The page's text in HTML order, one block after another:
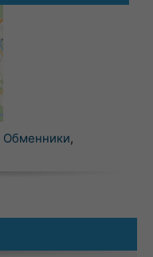
Обменники,